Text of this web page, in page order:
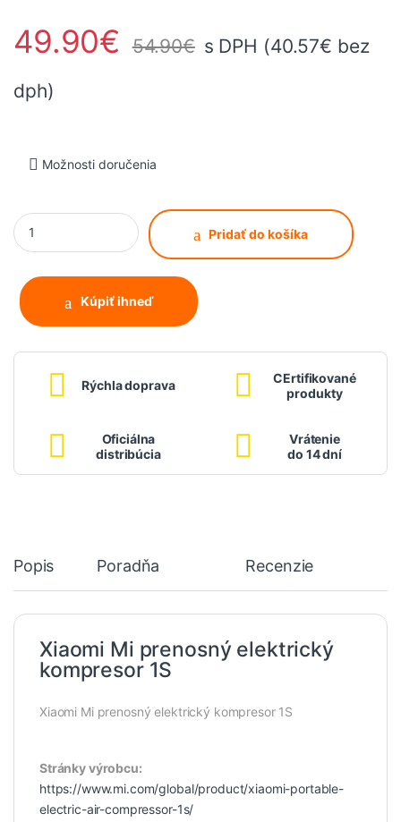
49.90€ 54.90€ s DPH (40.57€ bez
dph)
Možnosti doručenia
Xiaomi Mi prenosný elektrický kompresor 1S quantity
Pridať do košíka
Kúpiť ihneď
Rýchla doprava
CErtifikované
produkty
Oficiálna
distribúcia
Vrátenie
do 14 dní
Popis Poradňa Recenzie
Xiaomi Mi prenosný elektrický
kompresor 1S
Xiaomi Mi prenosný elektrický kompresor 1S
Stránky výrobcu:
https://www.mi.com/global/product/xiaomi-portable-
electric-air-compressor-1s/